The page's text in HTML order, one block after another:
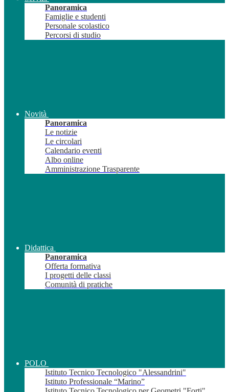
Panoramica
Famiglie e studenti
Personale scolastico
Percorsi di studio
Novità
Panoramica
Le notizie
Le circolari
Calendario eventi
Albo online
Amministrazione Trasparente
Didattica
Panoramica
Offerta formativa
I progetti delle classi
Comunità di pratiche
POLO
Istituto Tecnico Tecnologico "Alessandrini"
Istituto Professionale “Marino”